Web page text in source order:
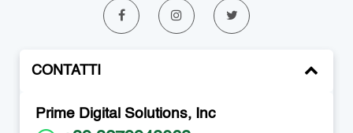
CONTATTI
Prime Digital Solutions, Inc